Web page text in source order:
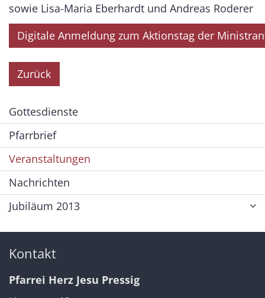
sowie Lisa-Maria Eberhardt und Andreas Roderer
Digitale Anmeldung zum Aktionstag der
Zurück
Gottesdienste
Pfarrbrief
Veranstaltungen
Nachrichten
Jubiläum 2013
Kontakt
Pfarrei Herz Jesu Pressig